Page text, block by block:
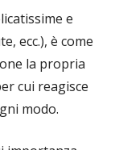
e
ecc.), è come
la propria
cui reagisce
modo.